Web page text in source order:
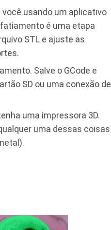
você usando um aplicativo
fatiamento é uma etapa
STL e ajuste as
Salve o GCode e
SD ou uma conexão de
uma impressora 3D.
uma dessas coisas